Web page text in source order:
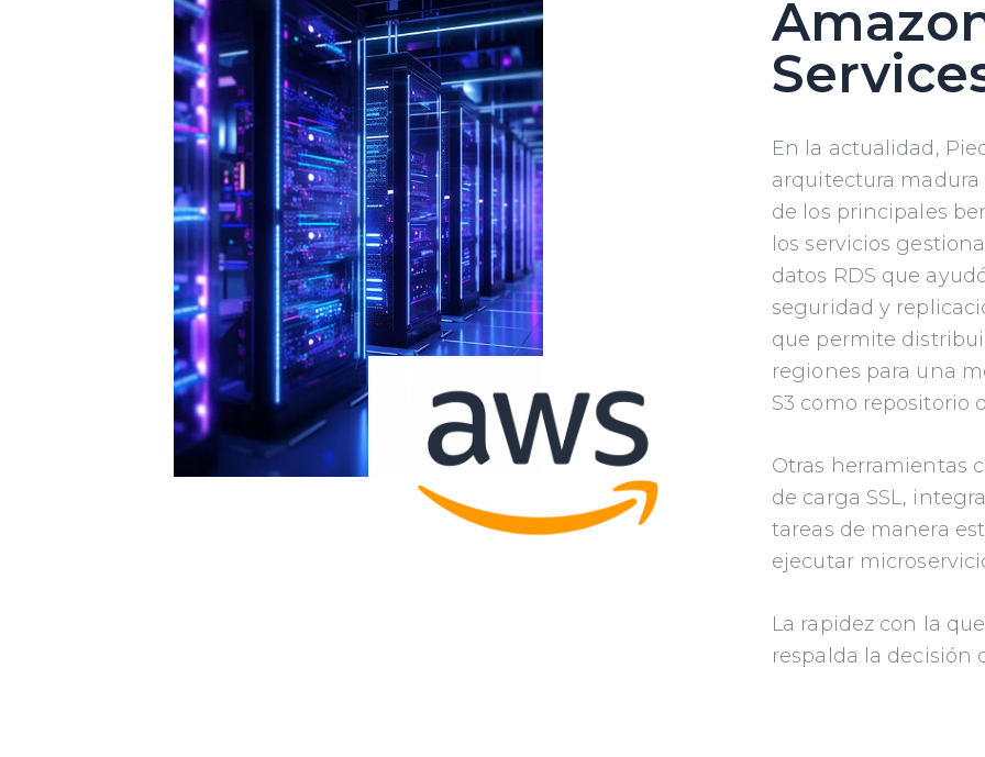
En la actualidad,
arquitectura madura
de los principales
los servicios
datos RDS que
seguridad y
que permite
regiones para una
S3 como repositorio
Otras herramientas
de carga SSL,
tareas de manera
ejecutar
La rapidez con la
respalda la decisión